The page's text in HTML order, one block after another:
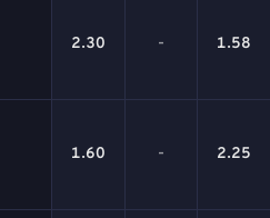
2.30 - 1.58
1.60 - 2.25